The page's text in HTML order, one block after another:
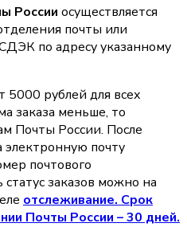
России осуществляется
почты или
по адресу указанному
5000 рублей для всех
заказа меньше, то
Почты России. После
электронную почту
почтового
заказов можно на
oтслеживание. Срок
Почты России – 30 дней.